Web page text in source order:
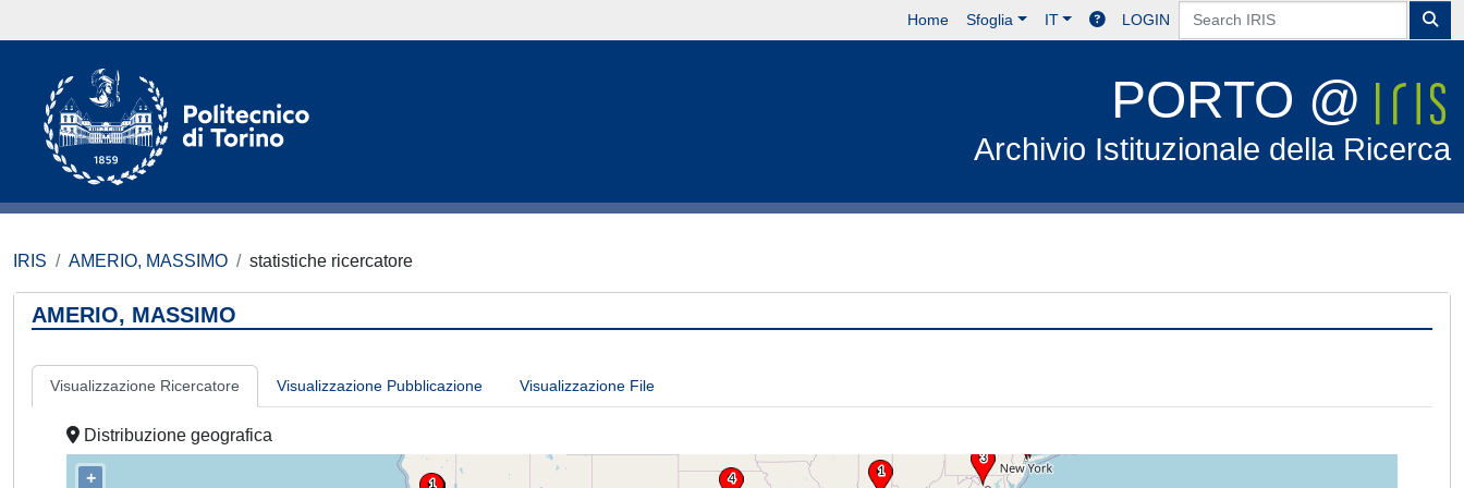
Home Sfoglia IT LOGIN
PORTO @
Archivio Istituzionale della Ricerca
IRIS AMERIO, MASSIMO statistiche ricercatore
AMERIO, MASSIMO
Visualizzazione Ricercatore Visualizzazione Pubblicazione Visualizzazione File
Distribuzione geografica
+